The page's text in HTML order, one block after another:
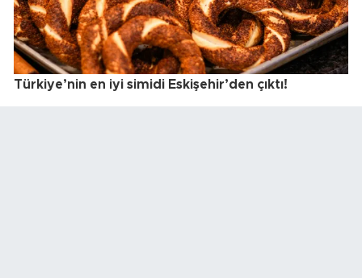
Türkiye’nin en iyi simidi Eskişehir’den çıktı!